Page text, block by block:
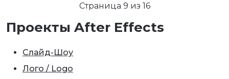
Страница 9 из 16
Проекты After Effects
Слайд-Шоу
Лого / Logo